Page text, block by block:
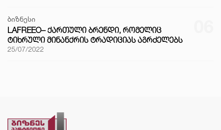
ბიზნესი
LAFREEO– ᲥᲐᲠᲗᲣᲚᲘ ᲑᲠᲔᲜᲓᲘ, ᲠᲝᲛᲔᲚᲘᲪ
ᲢᲘᲮᲠᲣᲚᲘ ᲛᲘᲜᲐᲜᲥᲠᲘᲡ ᲢᲠᲐᲓᲘᲪᲘᲐᲡ ᲐᲒᲠᲫᲔᲚᲔᲑᲡ
25/07/2022